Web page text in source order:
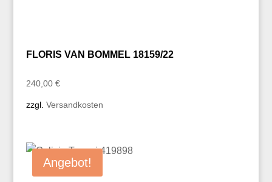
FLORIS VAN BOMMEL 18159/22
240,00 €
zzgl. Versandkosten
Angebot!